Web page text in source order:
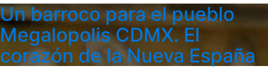
Un barroco para el pueblo
Megalopolis CDMX. El
corazón de la Nueva España